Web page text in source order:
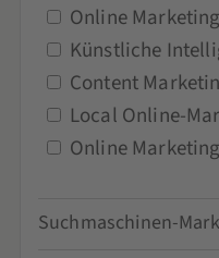
Online
Künstliche
Content
Local Online-
Online
Suchmaschinen-